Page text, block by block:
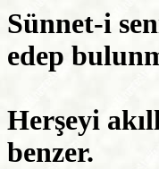
Sünnet-i
edep
Herşeyi
benzer.